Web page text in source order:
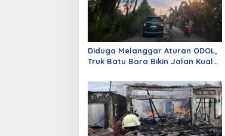
Diduga Melanggar Aturan ODOL,
Truk Batu Bara Bikin Jalan Kuala